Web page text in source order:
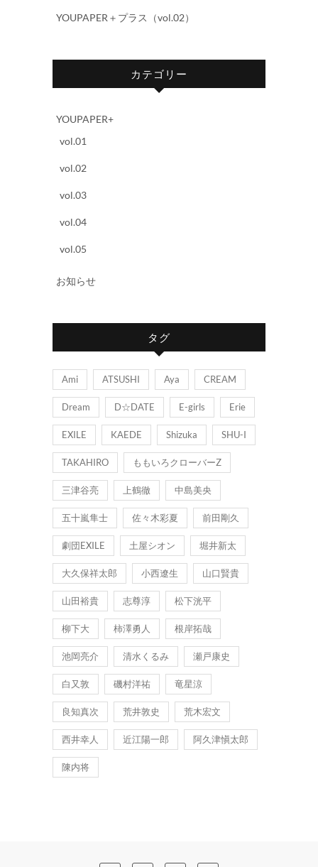
YOUPAPER＋プラス（vol.02）
カテゴリー
YOUPAPER+
vol.01
vol.02
vol.03
vol.04
vol.05
お知らせ
タグ
Ami ATSUSHI Aya CREAM
Dream D☆DATE E-girls Erie
EXILE KAEDE Shizuka SHU-I
TAKAHIRO ももいろクローバーZ
三津谷亮 上鶴徹 中島美央
五十嵐隼士 佐々木彩夏 前田剛久
劇団EXILE 土屋シオン 堀井新太
大久保祥太郎 小西遼生 山口賢貴
山田裕貴 志尊淳 松下洸平
柳下大 柿澤勇人 根岸拓哉
池岡亮介 清水くるみ 瀬戸康史
白又敦 磯村洋祐 竜星涼
良知真次 荒井敦史 荒木宏文
西井幸人 近江陽一郎 阿久津愼太郎
陳内将